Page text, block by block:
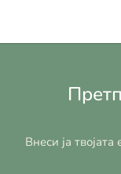
Внеси ја